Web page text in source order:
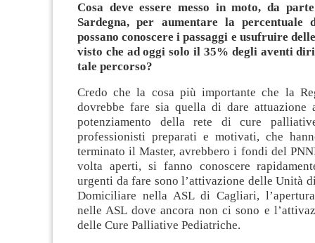
Cosa deve essere messo in moto, da
Sardegna, per aumentare la percentuale
possano conoscere i passaggi e usufruire
visto che ad oggi solo il 35% degli aventi
tale percorso?
Credo che la cosa più importante che la
dovrebbe fare sia quella di dare attuazione
potenziamento della rete di cure
professionisti preparati e motivati, che
terminato il Master, avrebbero i fondi del
volta aperti, si fanno conoscere
urgenti da fare sono l’attivazione delle Unità
Domiciliare nella ASL di Cagliari,
nelle ASL dove ancora non ci sono e
delle Cure Palliative Pediatriche.